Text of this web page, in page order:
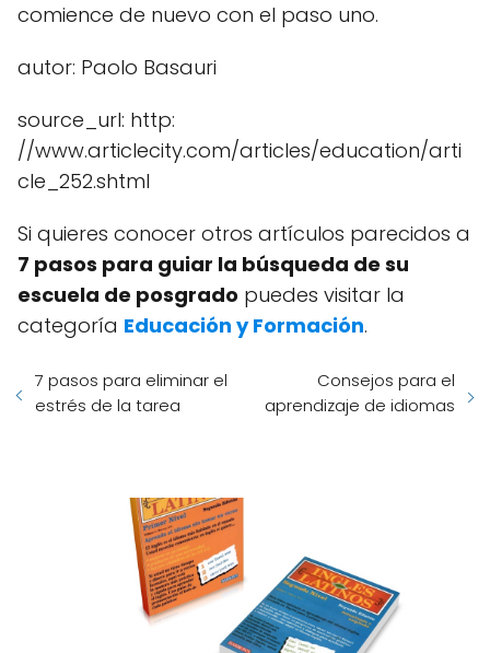
comience de nuevo con el paso uno.
autor: Paolo Basauri
source_url: http:
//www.articlecity.com/articles/education/arti
cle_252.shtml
Si quieres conocer otros artículos parecidos a
7 pasos para guiar la búsqueda de su
escuela de posgrado puedes visitar la
categoría Educación y Formación.
7 pasos para eliminar el
estrés de la tarea
Consejos para el
aprendizaje de idiomas